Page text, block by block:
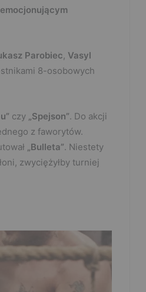
Parobiec, Vasyl
8-osobowych
czy „Spejson”. Do akcji
z faworytów.
„Bulleta”. Niestety
zwyciężyłby turniej